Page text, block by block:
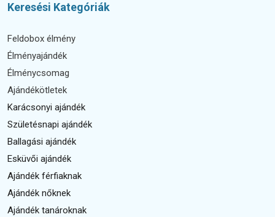
Keresési Kategóriák
Feldobox élmény
Élményajándék
Élménycsomag
Ajándékötletek
Karácsonyi ajándék
Születésnapi ajándék
Ballagási ajándék
Esküvői ajándék
Ajándék férfiaknak
Ajándék nőknek
Ajándék tanároknak